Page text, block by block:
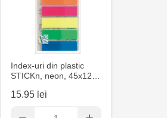
Index-uri din plastic
STICKn, neon, 45x12…
15.95 lei